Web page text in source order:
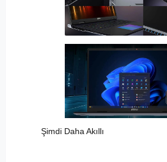
Şimdi Daha Akıllı